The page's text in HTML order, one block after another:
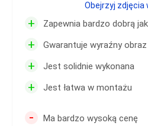
+ Zapewnia bardzo dobrą
+ Gwarantuje wyraźny
+ Jest solidnie wykonana
+ Jest łatwa w montażu
- Ma bardzo wysoką cenę
Obejrzyj zdjęcia